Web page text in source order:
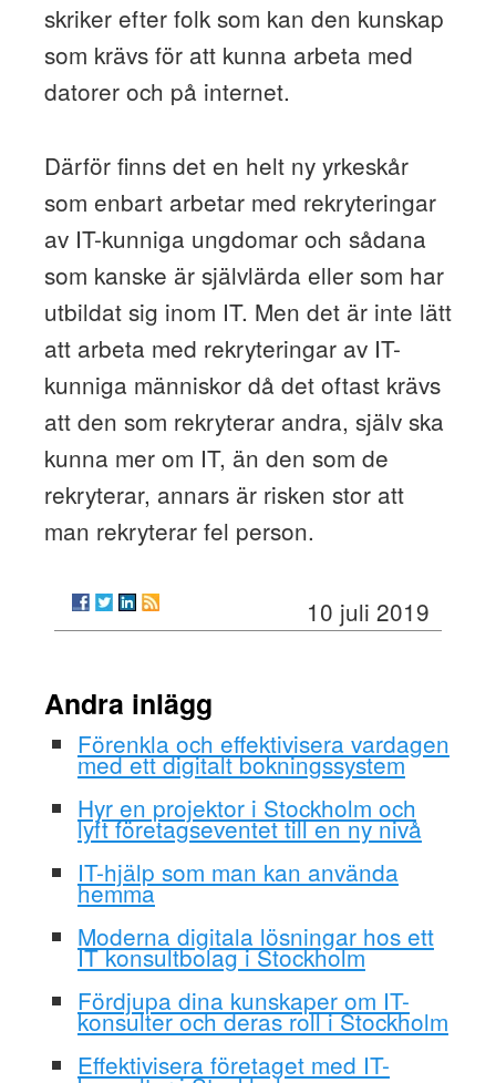
skriker efter folk som kan den kunskap
som krävs för att kunna arbeta med
datorer och på internet.
Därför finns det en helt ny yrkeskår
som enbart arbetar med rekryteringar
av IT-kunniga ungdomar och sådana
som kanske är självlärda eller som har
utbildat sig inom IT. Men det är inte lätt
att arbeta med rekryteringar av IT-
kunniga människor då det oftast krävs
att den som rekryterar andra, själv ska
kunna mer om IT, än den som de
rekryterar, annars är risken stor att
man rekryterar fel person.
10 juli 2019
Andra inlägg
Förenkla och effektivisera vardagen
med ett digitalt bokningssystem
Hyr en projektor i Stockholm och
lyft företagseventet till en ny nivå
IT-hjälp som man kan använda
hemma
Moderna digitala lösningar hos ett
IT konsultbolag i Stockholm
Fördjupa dina kunskaper om IT-
konsulter och deras roll i Stockholm
Effektivisera företaget med IT-